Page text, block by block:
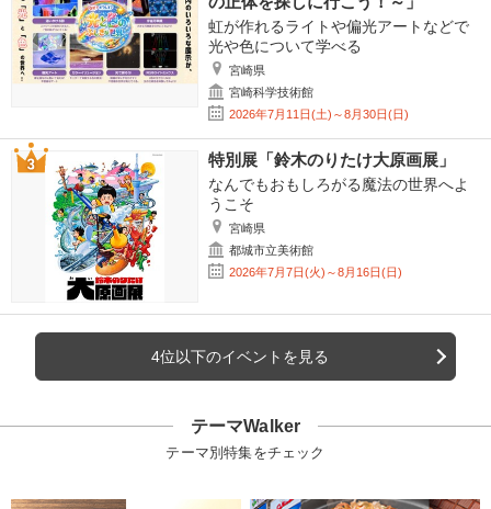
虹が作れるライトや偏光アートなどで
光や色について学べる
宮崎県
宮崎科学技術館
2026年7月11日(土)～8月30日(日)
特別展「鈴木のりたけ大原画展」
なんでもおもしろがる魔法の世界へよ
うこそ
宮崎県
都城市立美術館
2026年7月7日(火)～8月16日(日)
4位以下のイベントを見る
テーマWalker
テーマ別特集をチェック